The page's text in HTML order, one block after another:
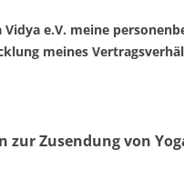
e.V. meine
meines
zur Zusendung von